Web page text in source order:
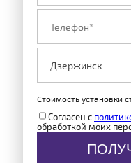
Стоимость установки
Согласен с
обработкой моих